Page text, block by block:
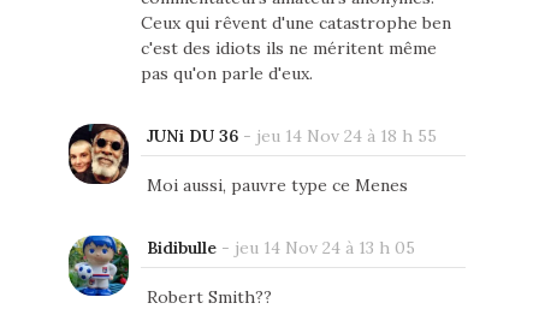
Ceux qui rêvent d'une catastrophe ben
c'est des idiots ils ne méritent même
pas qu'on parle d'eux.
JUNi DU 36- jeu 14 Nov 24 à 18 h 55
Moi aussi, pauvre type ce Menes
Bidibulle- jeu 14 Nov 24 à 13 h 05
Robert Smith??